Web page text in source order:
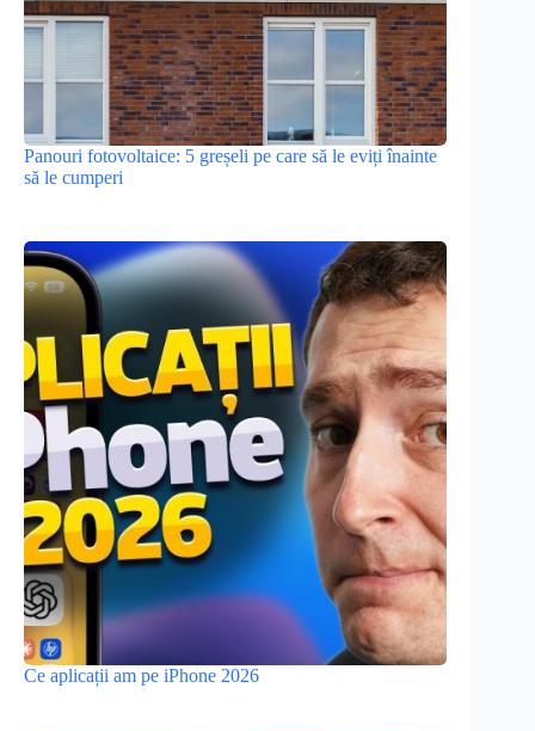
Panouri fotovoltaice: 5 greșeli pe care să le eviți înainte
să le cumperi
Ce aplicații am pe iPhone 2026